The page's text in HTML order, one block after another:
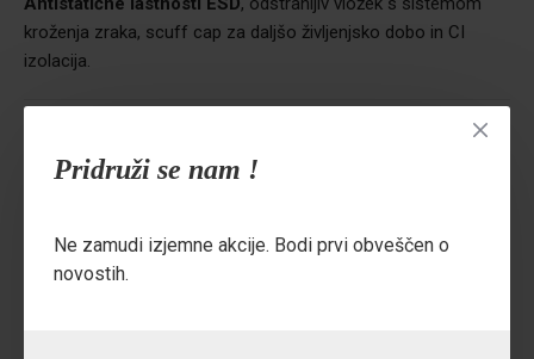
Pridruži se nam !
Ne zamudi izjemne akcije. Bodi prvi obveščen o
novostih.
kroženja zraka, scuff cap za daljšo življenjsko dobo in CI
izolacija.
F2413:2018